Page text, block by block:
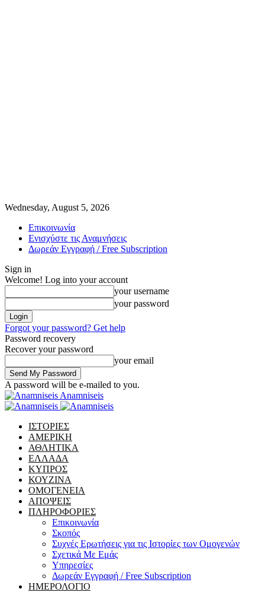
Wednesday, August 5, 2026
Επικοινωνία
Ενισχύστε τις Αναμνήσεις
Δωρεάν Εγγραφή / Free Subscription
Sign in
Welcome! Log into your account
your username
your password
Forgot your password? Get help
Password recovery
Recover your password
your email
A password will be e-mailed to you.
Anamniseis
ΙΣΤΟΡΙΕΣ
ΑΜΕΡΙΚΗ
ΑΘΛΗΤΙΚΑ
ΕΛΛΑΔΑ
ΚΥΠΡΟΣ
ΚΟΥΖΙΝΑ
ΟΜΟΓΕΝΕΙΑ
ΑΠΟΨΕΙΣ
ΠΛΗΡΟΦΟΡΙΕΣ
Επικοινωνία
Σκοπός
Συχνές Ερωτήσεις για τις Ιστορίες των Ομογενών
Σχετικά Με Εμάς
Υπηρεσίες
Δωρεάν Εγγραφή / Free Subscription
ΗΜΕΡΟΛΟΓΙΟ